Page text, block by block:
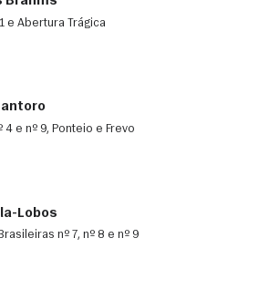
e Abertura Trágica
4 e nº 9, Ponteio e Frevo
Lobos
nº 7, nº 8 e nº 9